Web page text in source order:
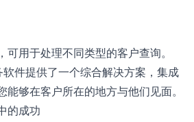
可用于处理不同类型的客户查询。
件提供了一个综合解决方案，集成
能够在客户所在的地方与他们见面。
的成功